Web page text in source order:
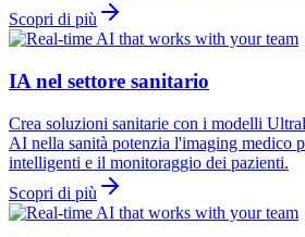
Scopri di più
IA nel settore sanitario
Crea soluzioni sanitarie con i modelli
AI nella sanità potenzia l'imaging medico
intelligenti e il monitoraggio dei pazienti.
Scopri di più